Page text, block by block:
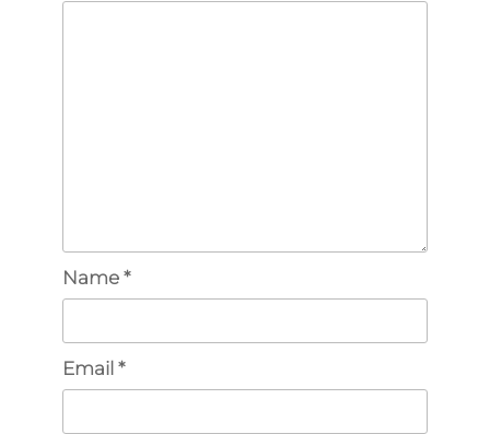
Name *
Email *